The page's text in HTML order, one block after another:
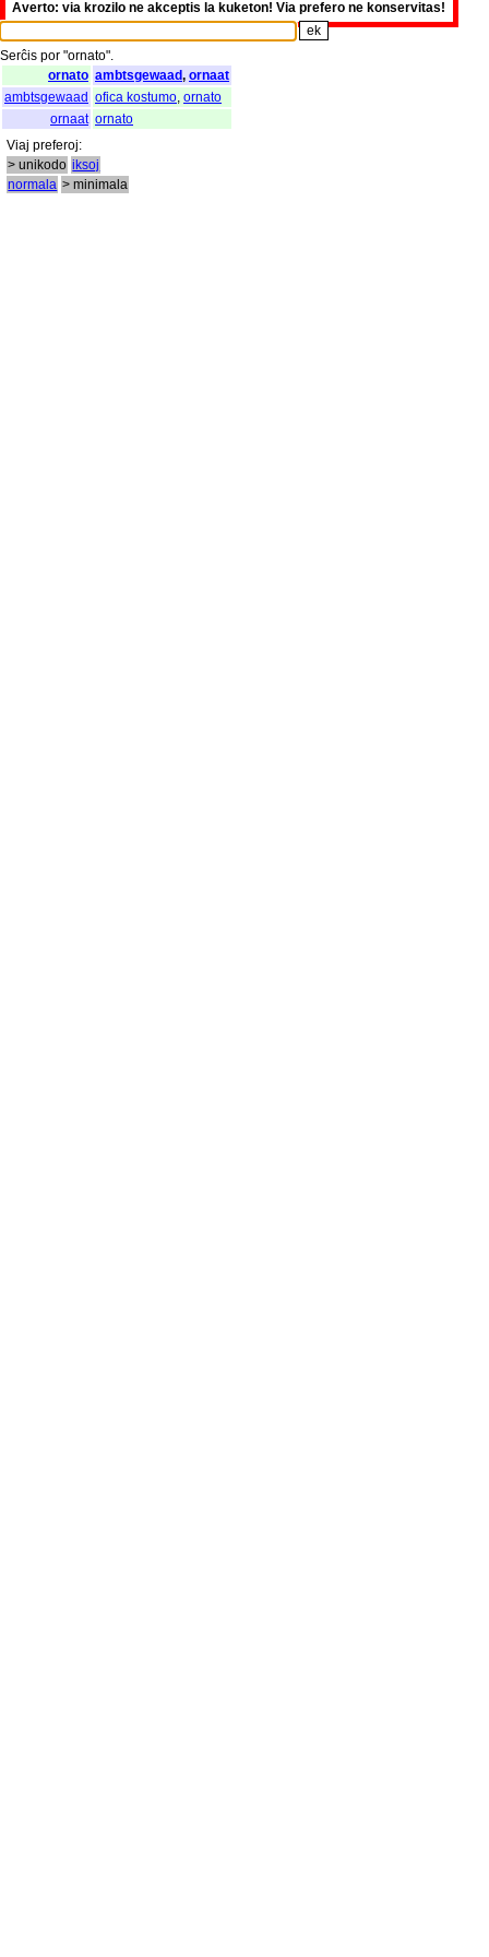
Averto: via krozilo ne akceptis la kuketon! Via prefero ne konservitas!
Serĉis por "ornato".
ornato ambtsgewaad, ornaat
ambtsgewaad ofica kostumo ornato
ornaat ornato
Viaj preferoj:
> unikodo iksoj
normala > minimala